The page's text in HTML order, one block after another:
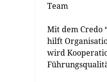
Team
Mit dem Credo
hilft
wird